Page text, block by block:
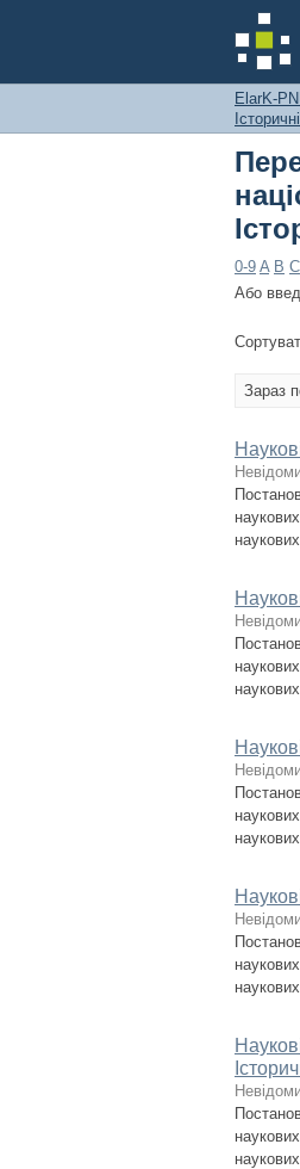
ElarK-
0-9 A B C
Або
Зараз